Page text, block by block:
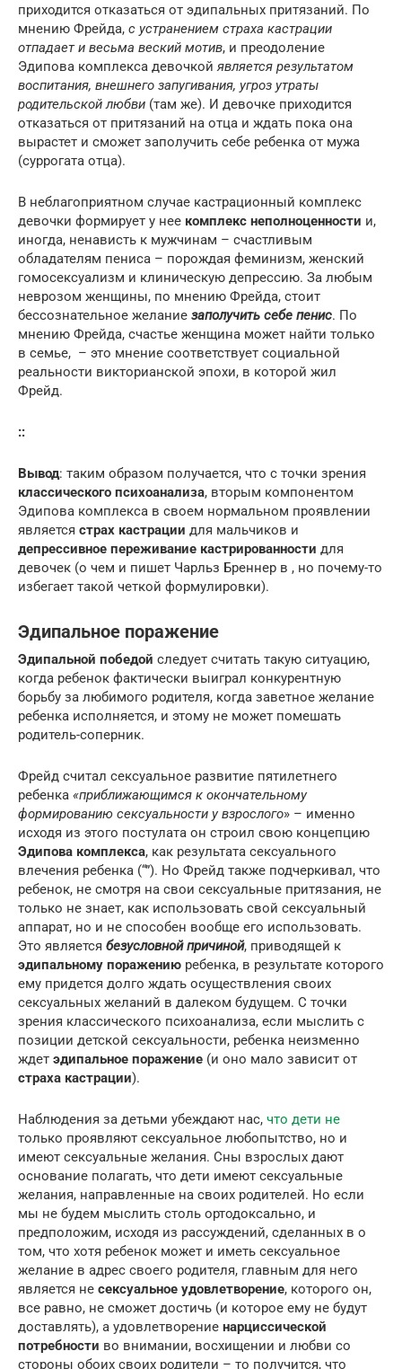
приходится отказаться от эдипальных притязаний. По
мнению Фрейда, с устранением страха кастрации
отпадает и весьма веский мотив, и преодоление
Эдипова комплекса девочкойявляется результатом
воспитания, внешнего запугивания, угроз утраты
родительской любви (там же). И девочке приходится
отказаться от притязаний на отца и ждать пока она
вырастет и сможет заполучить себе ребенка от мужа
(суррогата отца).
В неблагоприятном случае кастрационный комплекс
девочки формирует у нее комплекс неполноценности и,
иногда, ненависть к мужчинам – счастливым
обладателям пениса – порождая феминизм, женский
гомосексуализм и клиническую депрессию. За любым
неврозом женщины, по мнению Фрейда, стоит
бессознательное желание заполучить себе пенис. По
мнению Фрейда, счастье женщина может найти только
в семье, – это мнение соответствует социальной
реальности викторианской эпохи, в которой жил
Фрейд.
::
Вывод: таким образом получается, что с точки зрения
классического психоанализа, вторым компонентом
Эдипова комплекса в своем нормальном проявлении
является страх кастрации для мальчиков и
депрессивное переживание кастрированности для
девочек (о чем и пишет Чарльз Бреннер в , но почему-то
избегает такой четкой формулировки).
Эдипальное поражение
Эдипальной победой следует считать такую ситуацию,
когда ребенок фактически выиграл конкурентную
борьбу за любимого родителя, когда заветное желание
ребенка исполняется, и этому не может помешать
родитель-соперник.
Фрейд считал сексуальное развитие пятилетнего
ребенка «приближающимся к окончательному
формированию сексуальности у взрослого» – именно
исходя из этого постулата он строил свою концепцию
Эдипова комплекса, как результата сексуального
влечения ребенка (“”). Но Фрейд также подчеркивал, что
ребенок, не смотря на свои сексуальные притязания, не
только не знает, как использовать свой сексуальный
аппарат, но и не способен вообще его использовать.
Это является безусловной причиной, приводящей к
эдипальному поражению ребенка, в результате которого
ему придется долго ждать осуществления своих
сексуальных желаний в далеком будущем. С точки
зрения классического психоанализа, если мыслить с
позиции детской сексуальности, ребенка неизменно
ждет эдипальное поражение (и оно мало зависит от
страха кастрации).
Наблюдения за детьми убеждают нас, что дети не
только проявляют сексуальное любопытство, но и
имеют сексуальные желания. Сны взрослых дают
основание полагать, что дети имеют сексуальные
желания, направленные на своих родителей. Но если
мы не будем мыслить столь ортодоксально, и
предположим, исходя из рассуждений, сделанных в о
том, что хотя ребенок может и иметь сексуальное
желание в адрес своего родителя, главным для него
является не сексуальное удовлетворение, которого он,
все равно, не сможет достичь (и которое ему не будут
доставлять), а удовлетворение нарциссической
потребности во внимании, восхищении и любви со
стороны обоих своих родители – то получится, что